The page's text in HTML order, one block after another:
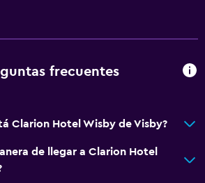
frecuentes
Clarion Hotel Wisby de Visby?
de llegar a Clarion Hotel